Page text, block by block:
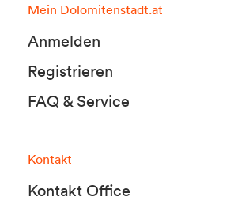
Mein Dolomitenstadt.at
Anmelden
Registrieren
FAQ & Service
Kontakt
Kontakt Office